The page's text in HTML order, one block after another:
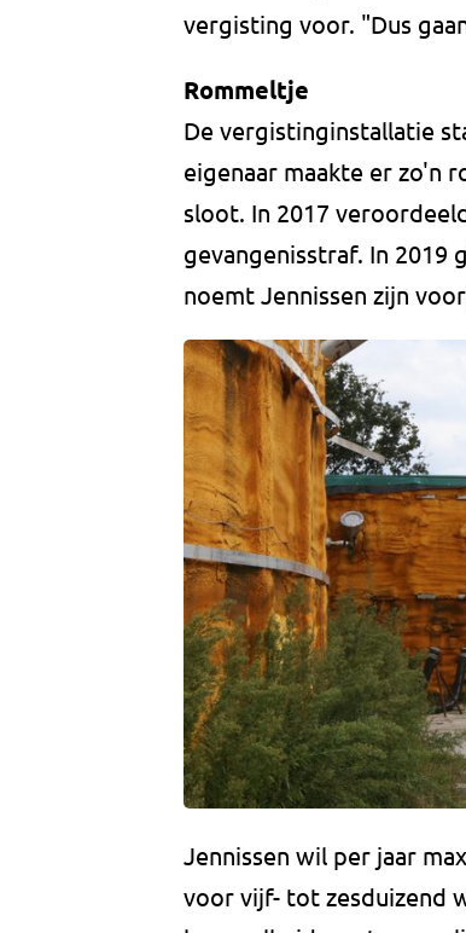
vergisting voor. "Dus
Rommeltje
De vergistinginstallatie
eigenaar maakte er zo'n
sloot. In 2017
gevangenisstraf. In
noemt Jennissen zijn
Jennissen wil per jaar
voor vijf- tot zesduizend